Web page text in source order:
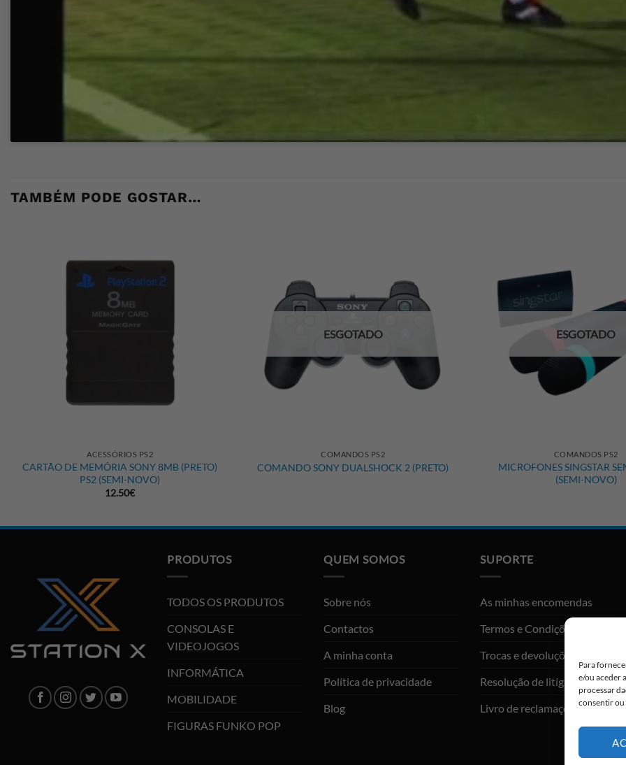
Para
e/ou aceder
processar
consentir ou
TAMBÉM PODE GOSTAR…
ACESSÓRIOS PS2
CARTÃO DE MEMÓRIA SONY 8MB (PRETO)
PS2 (SEMI-NOVO)
12.50€
ESGOTADO
COMANDOS PS2
COMANDO SONY DUALSHOCK 2 (PRETO)
ESGOTADO
COMANDOS PS2
MICROFONES SINGSTAR
(SEMI-NOVO)
PRODUTOS
TODOS OS PRODUTOS
CONSOLAS E
VIDEOJOGOS
INFORMÁTICA
MOBILIDADE
FIGURAS FUNKO POP
QUEM SOMOS
Sobre nós
Contactos
A minha conta
Política de privacidade
Blog
SUPORTE
As minhas encomendas
Termos e Condições
Trocas e devoluções
Resolução de litígios
Livro de reclamações